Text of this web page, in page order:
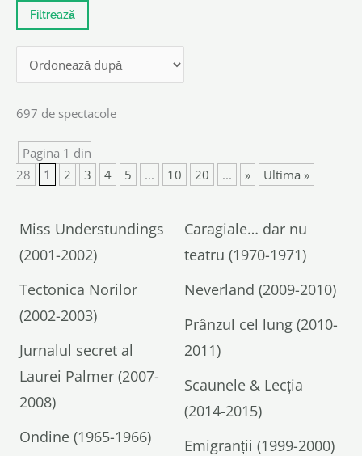
697 de spectacole
Pagina 1 din
28
1 2 3 4 5 ... 10 20 ... » Ultima »
Miss Understundings
(2001-2002)
Caragiale… dar nu
teatru (1970-1971)
Tectonica Norilor
(2002-2003)
Neverland (2009-2010)
Prânzul cel lung (2010-
2011)
Jurnalul secret al
Laurei Palmer (2007-
2008)
Scaunele & Lecția
(2014-2015)
Ondine (1965-1966)
Emigranții (1999-2000)